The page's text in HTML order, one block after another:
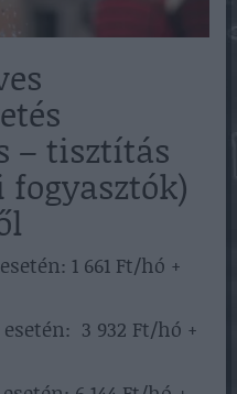
– tisztítás
1 661 Ft/hó +
3 932 Ft/hó +